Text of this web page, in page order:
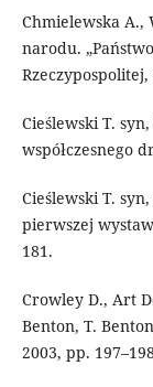
Chmielewska A.,
narodu.
Cieślewski T.
współczesnego
Cieślewski T.
pierwszej
181.
Crowley D., Art
Benton, T.
2003, pp.